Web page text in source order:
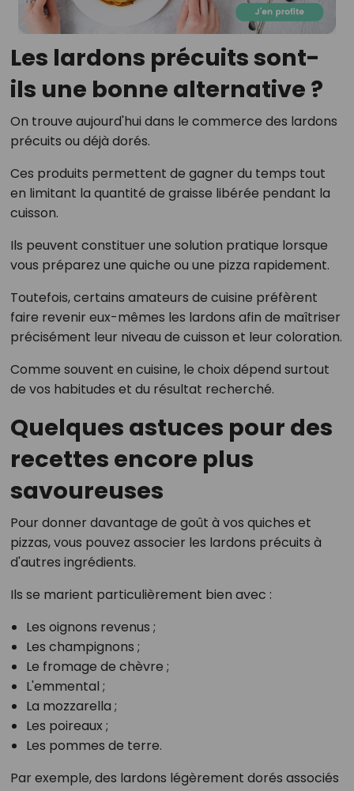
Les lardons précuits sont-
ils une bonne alternative ?
On trouve aujourd'hui dans le commerce des lardons
précuits ou déjà dorés.
Ces produits permettent de gagner du temps tout
en limitant la quantité de graisse libérée pendant la
cuisson.
Ils peuvent constituer une solution pratique lorsque
vous préparez une quiche ou une pizza rapidement.
Toutefois, certains amateurs de cuisine préfèrent
faire revenir eux-mêmes les lardons afin de maîtriser
précisément leur niveau de cuisson et leur coloration.
Comme souvent en cuisine, le choix dépend surtout
de vos habitudes et du résultat recherché.
Quelques astuces pour des
recettes encore plus
savoureuses
Pour donner davantage de goût à vos quiches et
pizzas, vous pouvez associer les lardons précuits à
d'autres ingrédients.
Ils se marient particulièrement bien avec :
Les oignons revenus ;
Les champignons ;
Le fromage de chèvre ;
L'emmental ;
La mozzarella ;
Les poireaux ;
Les pommes de terre.
Par exemple, des lardons légèrement dorés associés